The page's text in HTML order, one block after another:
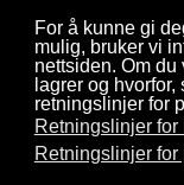
For å kunne gi
mulig, bruker vi
nettsiden. Om
lagrer og
retningslinjer for
Retningslinjer
Retningslinjer for
Skip to main